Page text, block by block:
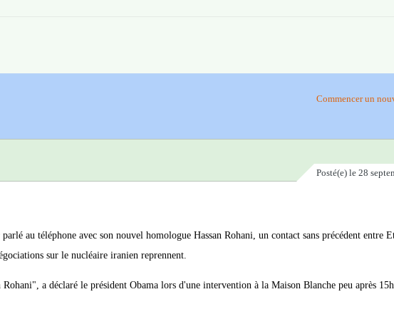
Commencer un
Posté(e) le 28
au téléphone avec son nouvel homologue Hassan Rohani, un contact sans précédent entre
sur le nucléaire iranien reprennent.
a déclaré le président Obama lors d'une intervention à la Maison Blanche peu après